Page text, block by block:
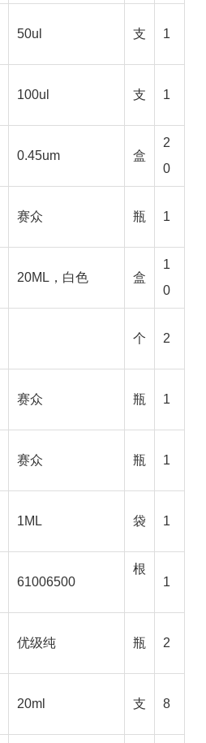
50ul 支 1
100ul 支 1
0.45um 盒
2
0
赛众 瓶 1
20ML，白色 盒
1
0
个 2
赛众 瓶 1
赛众 瓶 1
1ML 袋 1
61006500
根
1
优级纯 瓶 2
20ml 支 8